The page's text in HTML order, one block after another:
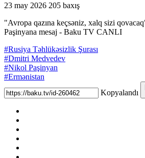
23 may 2026 205 baxış
"Avropa qazına keçsəniz, xalq sizi
Paşinyana mesaj - Baku TV CANLI
#Rusiya Təhlükəsizlik Şurası
#Dmitri Medvedev
#Nikol Paşinyan
#Ermənistan
Kopyalandı